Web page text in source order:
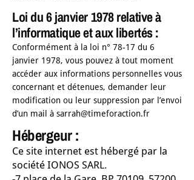
Loi du 6 janvier 1978 relative à
l’informatique et aux libertés :
Conformément à la loi n° 78-17 du 6
janvier 1978, vous pouvez à tout moment
accéder aux informations personnelles vous
concernant et détenues, demander leur
modification ou leur suppression par l’envoi
d’un mail à sarrah@timeforaction.fr
Hébergeur :
Ce site internet est hébergé par la
société IONOS SARL.